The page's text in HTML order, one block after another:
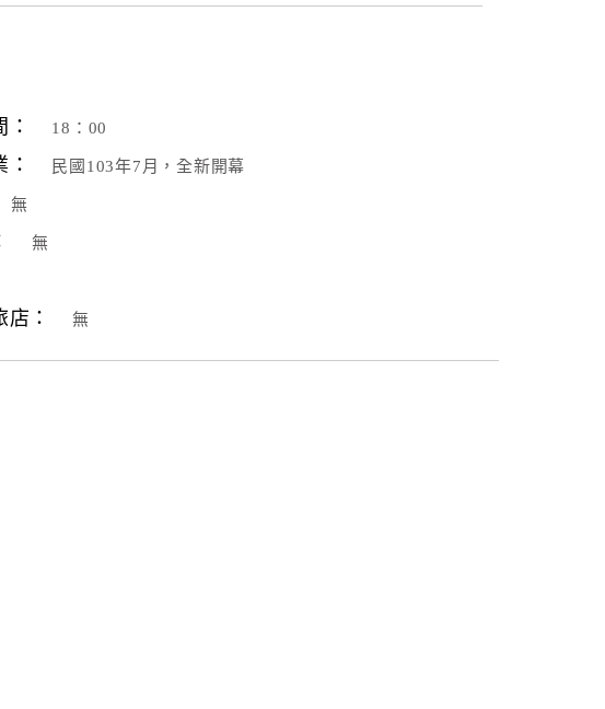
18：00
民國103年7月，全新開幕
無
無
： 無